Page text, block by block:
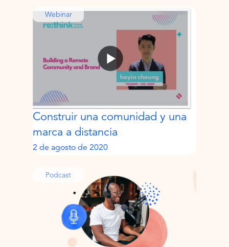
Webinar
Construir una comunidad y una
marca a distancia
2 de agosto de 2020
Podcast